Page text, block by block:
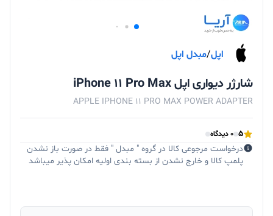
اپل/مبدل اپل
شارژر دیواری اپل iPhone 11 Pro Max
APPLE IPHONE 11 PRO MAX POWER ADAPTER
5 0 دیدگاه
درخواست مرجوعی کالا در گروه " مبدل " فقط در صورت باز نشدن
پلمپ کالا و خارج نشدن از بسته بندی اولیه امکان پذیر میباشد